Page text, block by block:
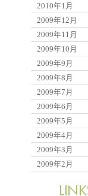
2010年1月
2009年12月
2009年11月
2009年10月
2009年9月
2009年8月
2009年7月
2009年6月
2009年5月
2009年4月
2009年3月
2009年2月